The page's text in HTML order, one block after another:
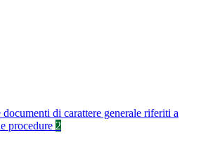
di carattere generale riferiti a
procedure 2